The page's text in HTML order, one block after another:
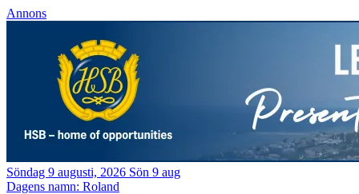
Annons
Söndag 9 augusti, 2026 Sön 9 aug
Dagens namn: Roland